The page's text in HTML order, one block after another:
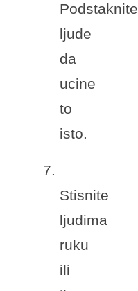
Podstaknite
ljude
da
ucine
to
isto.
7.
Stisnite
ljudima
ruku
ili